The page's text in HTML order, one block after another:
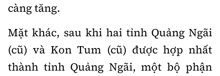
càng tăng.
Mặt khác, sau khi hai tỉnh Quảng Ngãi
(cũ) và Kon Tum (cũ) được hợp nhất
thành tỉnh Quảng Ngãi, một bộ phận